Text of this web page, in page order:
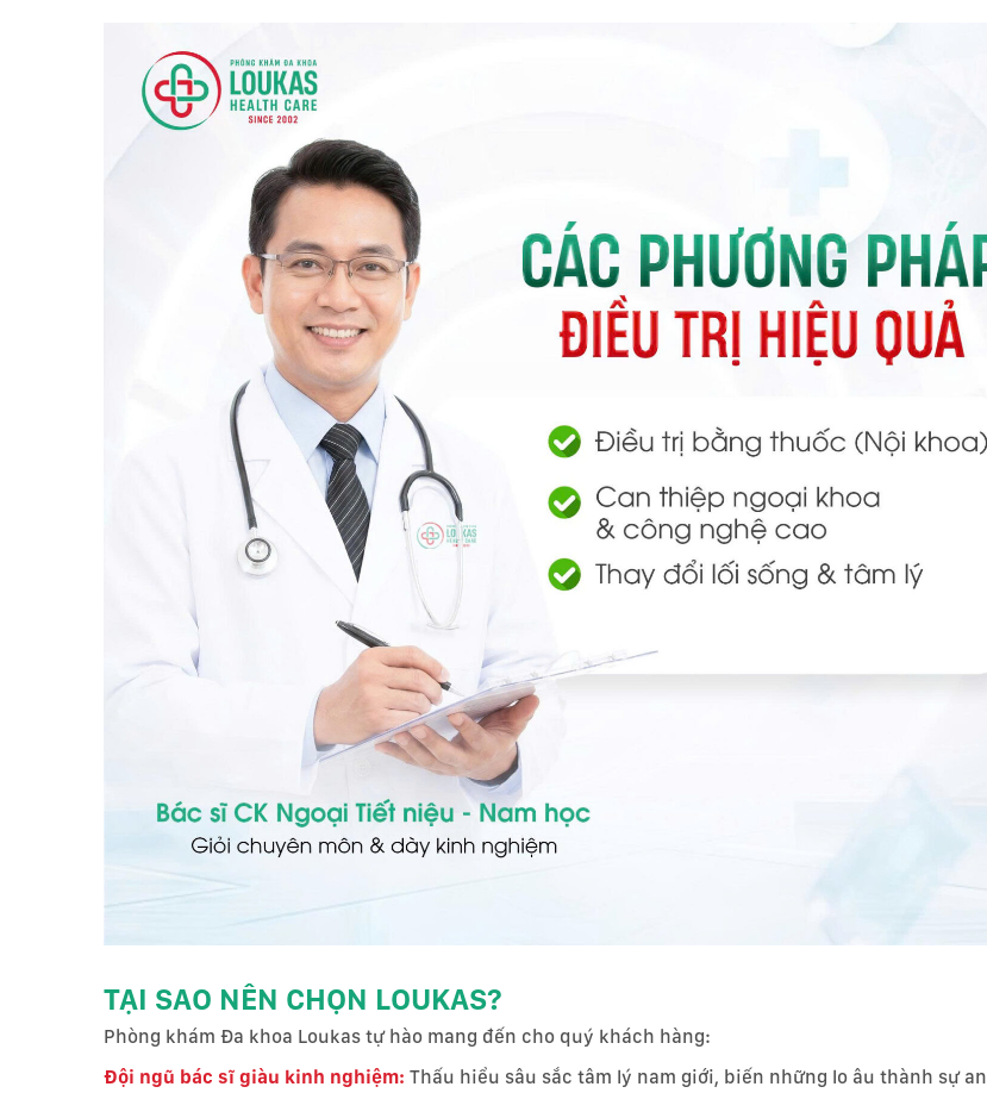
TẠI SAO NÊN CHỌN LOUKAS?
Phòng khám Đa khoa Loukas tự hào mang đến cho quý khách hàng:
Đội ngũ bác sĩ giàu kinh nghiệm: Thấu hiểu sâu sắc tâm lý nam giới, biến những lo âu thành sự an